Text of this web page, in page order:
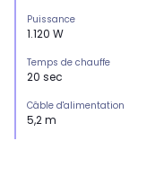
Puissance
1.120 W
Temps de chauffe
20 sec
Câble d'alimentation
5,2 m